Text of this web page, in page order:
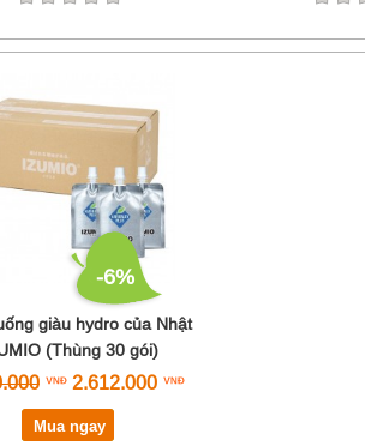
-6%
giàu hydro của Nhật
(Thùng 30 gói)
2.612.000
Mua ngay